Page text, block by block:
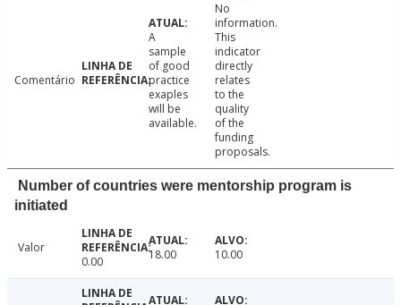
Comentário
A
sample
of good
practice
exaples
will be
available.
No
information.
This
indicator
directly
relates
to the
quality
of the
funding
proposals.
Number of countries were mentorship program is
initiated
Valor
0.00
18.00 10.00